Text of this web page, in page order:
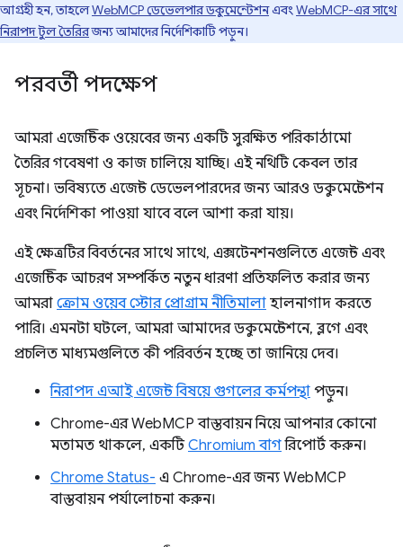
আগ্রহী হন, তাহলেWebMCP ডেভেলপার ডকুমেন্টেশনএবংWebMCP-এর সাথে
নিরাপদ টুল তৈরিরজন্য আমাদের নির্দেশিকাটি পড়ুন।
পরবর্তী পদক্ষেপ
আমরা এজেন্টিক ওয়েবের জন্য একটি সুরক্ষিত পরিকাঠামো
তৈরির গবেষণা ও কাজ চালিয়ে যাচ্ছি। এই নথিটি কেবল তার
সূচনা। ভবিষ্যতে এজেন্ট ডেভেলপারদের জন্য আরও ডকুমেন্টেশন
এবং নির্দেশিকা পাওয়া যাবে বলে আশা করা যায়।
এই ক্ষেত্রটির বিবর্তনের সাথে সাথে, এক্সটেনশনগুলিতে এজেন্ট এবং
এজেন্টিক আচরণ সম্পর্কিত নতুন ধারণা প্রতিফলিত করার জন্য
আমরা ক্রোম ওয়েব স্টোর প্রোগ্রাম নীতিমালা হালনাগাদ করতে
পারি। এমনটা ঘটলে, আমরা আমাদের ডকুমেন্টেশনে, ব্লগে এবং
প্রচলিত মাধ্যমগুলিতে কী পরিবর্তন হচ্ছে তা জানিয়ে দেব।
নিরাপদ এআই এজেন্ট বিষয়ে গুগলের কর্মপন্থা পড়ুন।
Chrome-এর WebMCP বাস্তবায়ন নিয়ে আপনার কোনো
মতামত থাকলে, একটিChromium বাগরিপোর্ট করুন।
Chrome Status- এ Chrome-এর জন্য WebMCP
বাস্তবায়ন পর্যালোচনা করুন।